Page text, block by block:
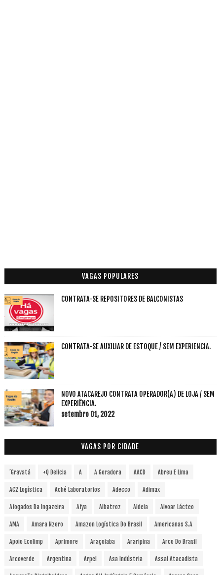
VAGAS POPULARES
CONTRATA-SE REPOSITORES DE BALCONISTAS
CONTRATA-SE AUXILIAR DE ESTOQUE / SEM EXPERIENCIA.
NOVO ATACAREJO CONTRATA OPERADOR(A) DE LOJA / SEM
EXPERIÊNCIA.
setembro 01, 2022
VAGAS POR CIDADE
´Gravatá +Q Delicia A A Geradora AACD Abreu E Lima
AC2 Logística Aché Laboratorios Adecco Adimax
Afogados Da Ingazeira Afya Albatroz Aldeia Alvoar Lácteo
AMA Amara Nzero Amazon Logística Do Brasil Americanas S.A
Apoio Ecolimp Aprimore Araçoiaba Araripina Arco Do Brasil
Arcoverde Argentina Arpel Asa Indústria Assaí Atacadista